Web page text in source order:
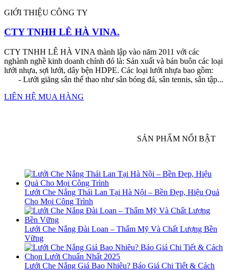
GIỚI THIỆU CÔNG TY
CTY TNHH LÊ HÀ VINA.
CTY TNHH LÊ HÀ VINA thành lập vào năm 2011 với các
nghành nghề kinh doanh chính đó là: Sản xuất và bán buôn các loại
lưới nhựa, sợi lưới, dây bện HDPE. Các loại lưới nhựa bao gồm:
- Lưới giăng sân thể thao như sân bóng đá, sân tennis, sân tập...
LIÊN HỆ MUA HÀNG
SẢN PHẨM NỔI BẬT
Lưới Che Nắng Thái Lan Tại Hà Nội – Bền Đẹp, Hiệu Quả
Cho Mọi Công Trình
Lưới Che Nắng Đài Loan – Thẩm Mỹ Và Chất Lượng Bền
Vững
Lưới Che Nắng Giá Bao Nhiêu? Báo Giá Chi Tiết & Cách